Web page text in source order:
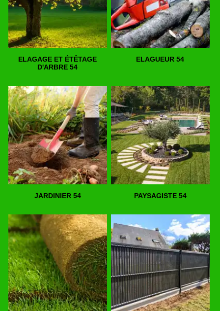
ELAGAGE ET ÉTÊTAGE
D'ARBRE 54
ELAGUEUR 54
JARDINIER 54 PAYSAGISTE 54